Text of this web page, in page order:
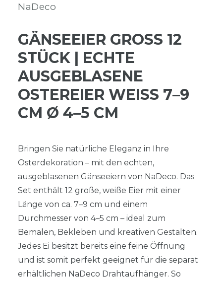
NaDeco
GÄNSEEIER GROSS 12 S
TÜCK | ECHTE A
USGEBLASENE O
STEREIER WEISS 7–9 CM
Ø 4–5 CM
Bringen Sie natürliche Eleganz in Ihre
Osterdekoration – mit den echten,
ausgeblasenen Gänseeiern von NaDeco. Das
Set enthält 12 große, weiße Eier mit einer
Länge von ca. 7–9 cm und einem
Durchmesser von 4–5 cm – ideal zum
Bemalen, Bekleben und kreativen Gestalten.
Jedes Ei besitzt bereits eine feine Öffnung
und ist somit perfekt geeignet für die separat
erhältlichen NaDeco Drahtaufhänger. So